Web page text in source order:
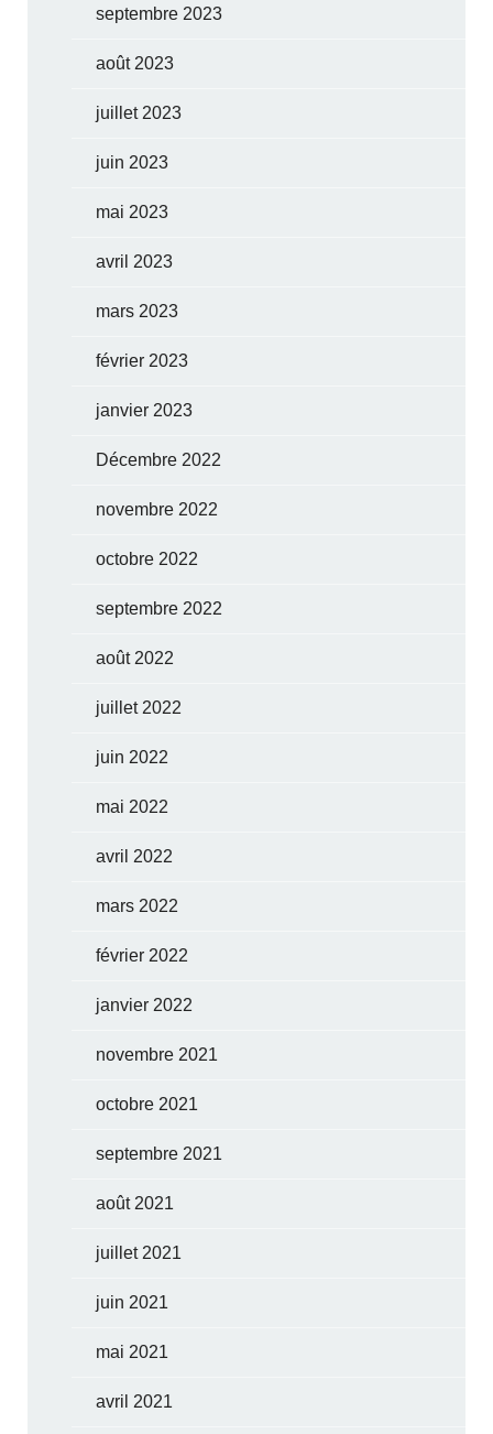
septembre 2023
août 2023
juillet 2023
juin 2023
mai 2023
avril 2023
mars 2023
février 2023
janvier 2023
Décembre 2022
novembre 2022
octobre 2022
septembre 2022
août 2022
juillet 2022
juin 2022
mai 2022
avril 2022
mars 2022
février 2022
janvier 2022
novembre 2021
octobre 2021
septembre 2021
août 2021
juillet 2021
juin 2021
mai 2021
avril 2021